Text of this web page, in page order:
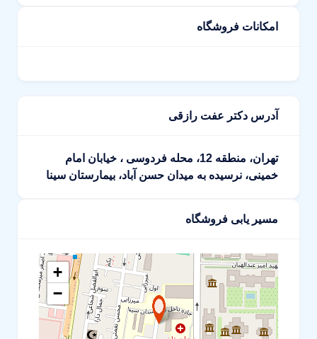
امکانات فروشگاه
آدرس دکتر عفت رازقی
تهران، منطقه 12، محله فردوسی ، خیابان امام
خمینی، نرسیده به میدان حسن آباد، بیمارستان سینا
مسیر یابی فروشگاه
+
−